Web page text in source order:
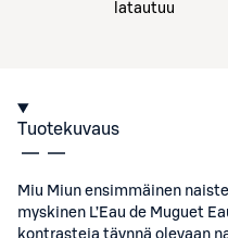
latautuu
Tuotekuvaus
Miu Miun ensimmäinen
myskinen L’Eau de Muguet
kontrasteja täynnä olevaan